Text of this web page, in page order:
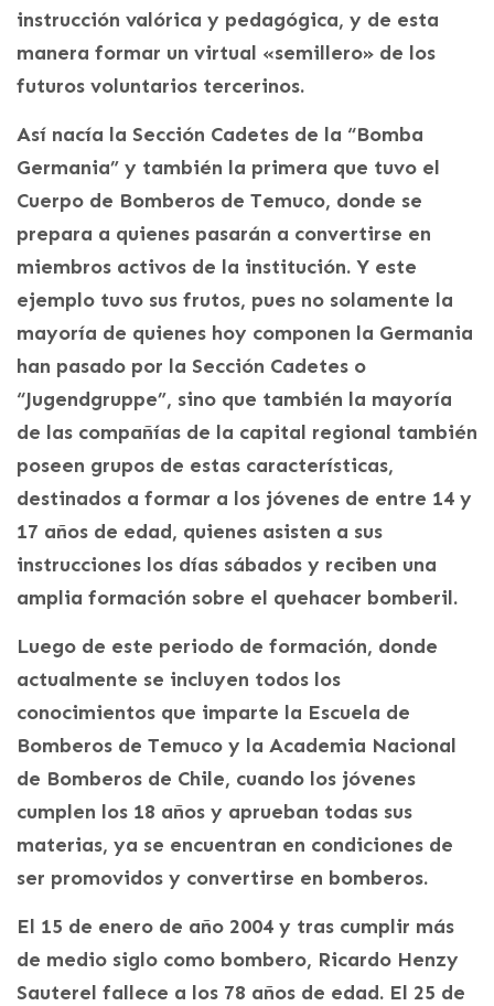
instrucción valórica y pedagógica, y de esta
manera formar un virtual «semillero» de los
futuros voluntarios tercerinos.
Así nacía la Sección Cadetes de la “Bomba
Germania” y también la primera que tuvo el
Cuerpo de Bomberos de Temuco, donde se
prepara a quienes pasarán a convertirse en
miembros activos de la institución. Y este
ejemplo tuvo sus frutos, pues no solamente la
mayoría de quienes hoy componen la Germania
han pasado por la Sección Cadetes o
“Jugendgruppe”, sino que también la mayoría
de las compañías de la capital regional también
poseen grupos de estas características,
destinados a formar a los jóvenes de entre 14 y
17 años de edad, quienes asisten a sus
instrucciones los días sábados y reciben una
amplia formación sobre el quehacer bomberil.
Luego de este periodo de formación, donde
actualmente se incluyen todos los
conocimientos que imparte la Escuela de
Bomberos de Temuco y la Academia Nacional
de Bomberos de Chile, cuando los jóvenes
cumplen los 18 años y aprueban todas sus
materias, ya se encuentran en condiciones de
ser promovidos y convertirse en bomberos.
El 15 de enero de año 2004 y tras cumplir más
de medio siglo como bombero, Ricardo Henzy
Sauterel fallece a los 78 años de edad. El 25 de